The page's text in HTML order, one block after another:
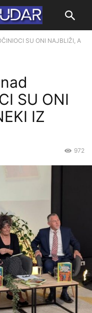
SU ONI NAJBLIŽI, A
SU ONI
IZ
972